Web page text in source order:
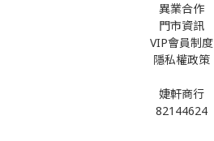
異業合作
門市資訊
VIP會員制度
隱私權政策
婕軒商行
82144624